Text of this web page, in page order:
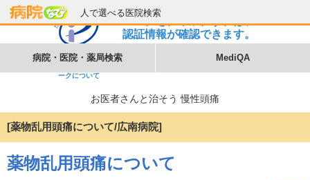
人で選べる医院検索
病院・医院・薬局検索 MediQA
お医者さんと治そう 慢性頭痛
[薬物乱用頭痛について/広南病院]
薬物乱用頭痛について
プライバシーマ
ークについて
トップ
MediQA